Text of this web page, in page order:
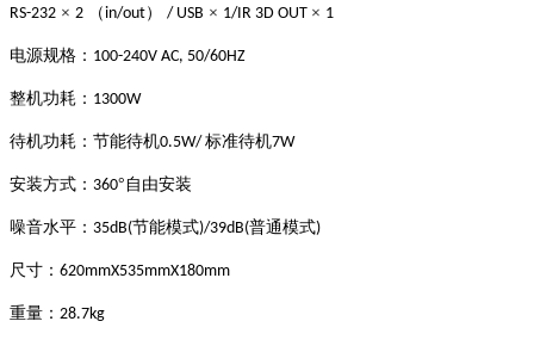
RS-232 × 2 （ in/out） / USB × 1/IR 3D OUT × 1
电源规格： 100-240V AC, 50/60HZ
整机功耗： 1300W
待机功耗：节能待机0.5W/ 标准待机7W
安装方式： 360°自由安装
噪音水平： 35dB(节能模式)/39dB(普通模式)
尺寸： 620mmX535mmX180mm
重量： 28.7kg